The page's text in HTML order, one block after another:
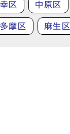
幸区 中原区
多摩区 麻生区